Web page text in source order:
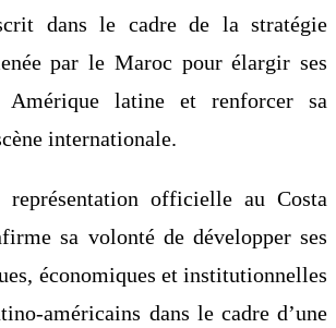
dans le cadre de la stratégie
par le Maroc pour élargir ses
Amérique latine et renforcer sa
internationale.
officielle au Costa
sa volonté de développer ses
économiques et institutionnelles
américains dans le cadre d’une